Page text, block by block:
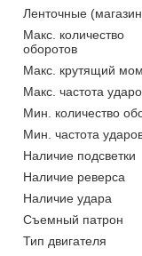
Ленточные
Макс. количество
оборотов
Макс. крутящий
Макс. частота
Мин. количество
Мин. частота
Наличие подсветки
Наличие реверса
Наличие удара
Съемный патрон
Тип двигателя